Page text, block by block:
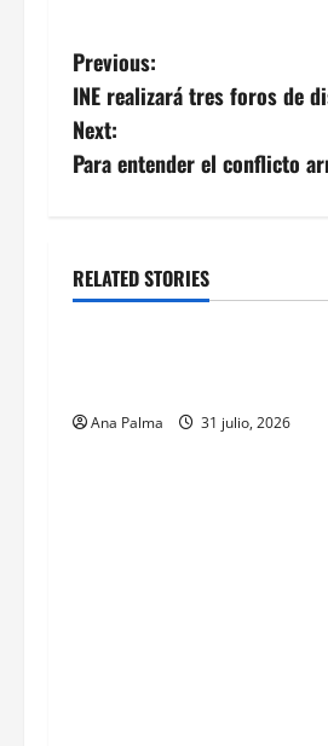
Post
navigation
Previous:
INE realizará tres foros de
Next:
Para entender el conflicto
RELATED STORIES
Estados
Ana Palma
31 julio, 2026